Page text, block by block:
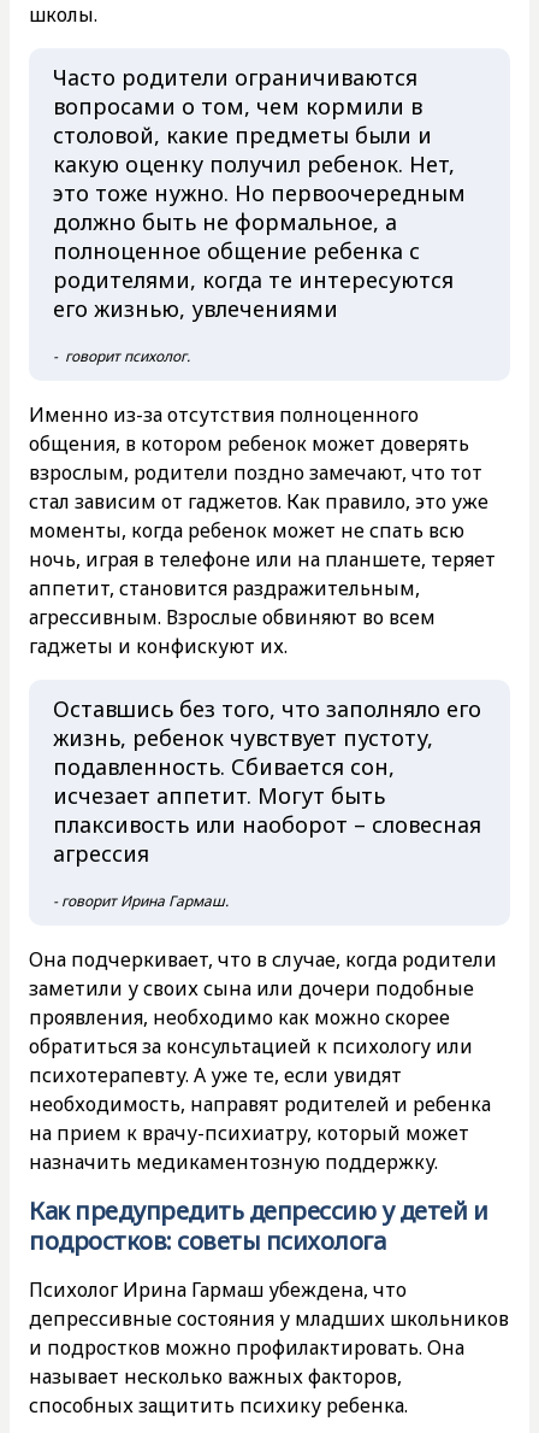
школы.
Часто родители ограничиваются
вопросами о том, чем кормили в
столовой, какие предметы были и
какую оценку получил ребенок. Нет,
это тоже нужно. Но первоочередным
должно быть не формальное, а
полноценное общение ребенка с
родителями, когда те интересуются
его жизнью, увлечениями
- говорит психолог.
Именно из-за отсутствия полноценного
общения, в котором ребенок может доверять
взрослым, родители поздно замечают, что тот
стал зависим от гаджетов. Как правило, это уже
моменты, когда ребенок может не спать всю
ночь, играя в телефоне или на планшете, теряет
аппетит, становится раздражительным,
агрессивным. Взрослые обвиняют во всем
гаджеты и конфискуют их.
Оставшись без того, что заполняло его
жизнь, ребенок чувствует пустоту,
подавленность. Сбивается сон,
исчезает аппетит. Могут быть
плаксивость или наоборот – словесная
агрессия
- говорит Ирина Гармаш.
Она подчеркивает, что в случае, когда родители
заметили у своих сына или дочери подобные
проявления, необходимо как можно скорее
обратиться за консультацией к психологу или
психотерапевту. А уже те, если увидят
необходимость, направят родителей и ребенка
на прием к врачу-психиатру, который может
назначить медикаментозную поддержку.
Как предупредить депрессию у детей и
подростков: советы психолога
Психолог Ирина Гармаш убеждена, что
депрессивные состояния у младших школьников
и подростков можно профилактировать. Она
называет несколько важных факторов,
способных защитить психику ребенка.